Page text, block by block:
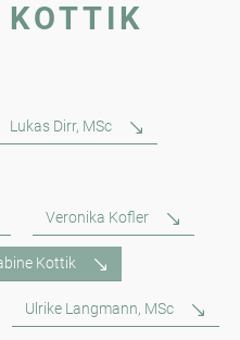
Lukas Dirr, MSc
Veronika Kofler
Kottik
Ulrike Langmann, MSc